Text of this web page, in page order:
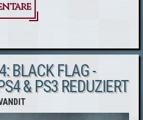
BLACK FLAG -
& PS3 REDUZIERT